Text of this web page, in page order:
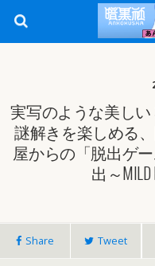
実写のような美し
謎解きを楽しめる
屋からの「脱出ゲ
出～MILD
Share Tweet